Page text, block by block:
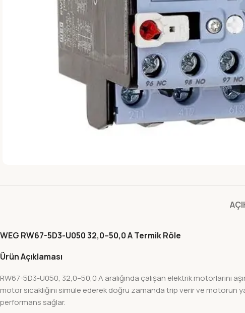
WEG RW67-5D3-U050 32,0–50,0 A Termik Röle
Ürün Açıklaması
RW67-5D3-U050, 32,0–50,0 A aralığında çalışan elektrik motorlarını
motor sıcaklığını simüle ederek doğru zamanda trip verir ve
performans sağlar.